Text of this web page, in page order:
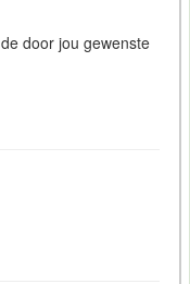
door jou gewenste